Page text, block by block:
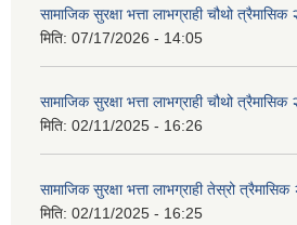
सामाजिक सुरक्षा भत्ता लाभग्राही चौथो
मिति: 07/17/2026 - 14:05
सामाजिक सुरक्षा भत्ता लाभग्राही चौथो
मिति: 02/11/2025 - 16:26
सामाजिक सुरक्षा भत्ता लाभग्राही तेस्रो
मिति: 02/11/2025 - 16:25